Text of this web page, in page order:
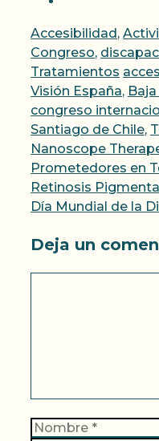
Categorías
Accesibilidad,
Congreso,
Tratamientos
Visión España,
congreso
Santiago de Chile,
Nanoscope
Prometedores en
Retinosis
Día Mundial de la
Deja un
Nombre